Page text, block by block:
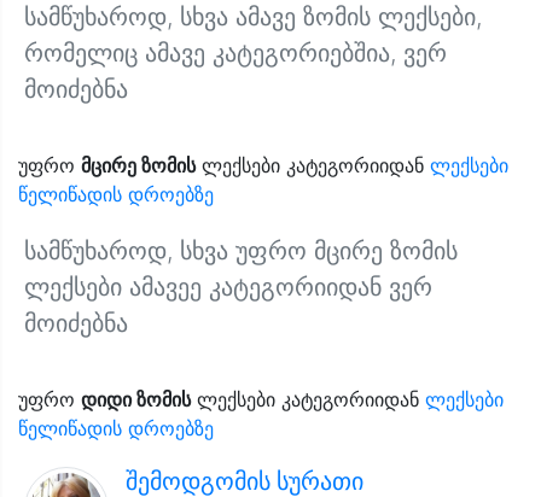
სამწუხაროდ, სხვა ამავე ზომის ლექსები,
რომელიც ამავე კატეგორიებშია, ვერ
მოიძებნა
უფრო მცირე ზომისლექსები კატეგორიიდან ლექსები
წელიწადის დროებზე
სამწუხაროდ, სხვა უფრო მცირე ზომის
ლექსები ამავეე კატეგორიიდან ვერ
მოიძებნა
უფრო დიდი ზომისლექსები კატეგორიიდან ლექსები
წელიწადის დროებზე
შემოდგომის სურათი